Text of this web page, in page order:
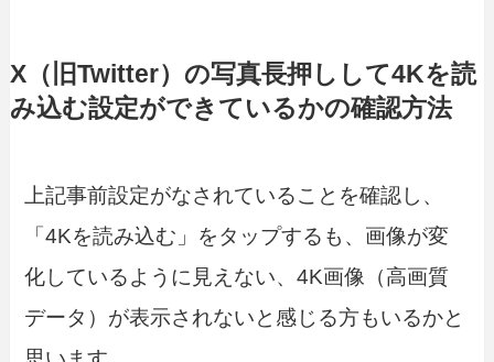
X（旧Twitter）の写真長押しして4Kを読
み込む設定ができているかの確認方法
上記事前設定がなされていることを確認し、
「4Kを読み込む」をタップするも、画像が変
化しているように見えない、4K画像（高画質
データ）が表示されないと感じる方もいるかと